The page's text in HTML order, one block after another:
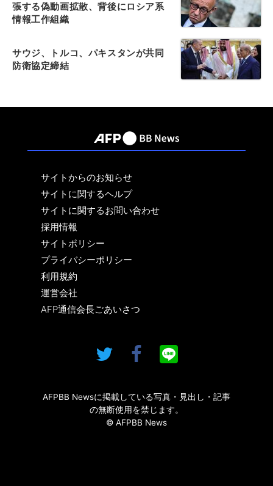
張する偽動画拡散、背後にロシア系
情報工作組織
サウジ、トルコ、パキスタンが共同
防衛協定締結
サイトからのお知らせ
サイトに関するヘルプ
サイトに関するお問い合わせ
採用情報
サイトポリシー
プライバシーポリシー
利用規約
運営会社
AFP通信会長ごあいさつ
AFPBB Newsに掲載している写真・見出し・記事
の無断使用を禁じます。
© AFPBB News